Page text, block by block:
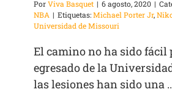
PorViva Basquet | 6 agosto, 2020 |
NBA | Etiquetas:Michael Porter Jr,
Universidad de Missouri
El camino no ha sido fácil
egresado de la
las lesiones han sido una